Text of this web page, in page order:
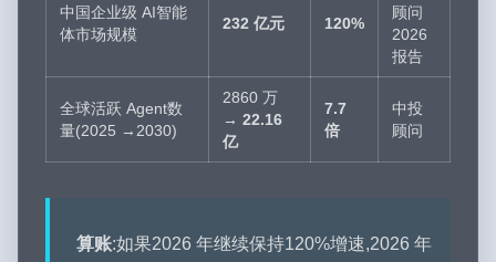
中国企业级 AI智能
体市场规模
232 亿元 120%
顾问
2026
报告
全球活跃 Agent数
量(2025 →2030)
2860 万
→ 22.16
亿
7.7
倍
中投
顾问
算账:如果2026 年继续保持120%增速,2026 年